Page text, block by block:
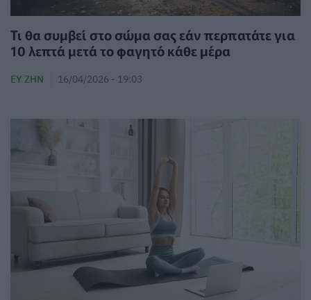
Τι θα συμβεί στο σώμα σας εάν περπατάτε για
10 λεπτά μετά το φαγητό κάθε μέρα
ΕΥ ΖΗΝ 16/04/2026 - 19:03